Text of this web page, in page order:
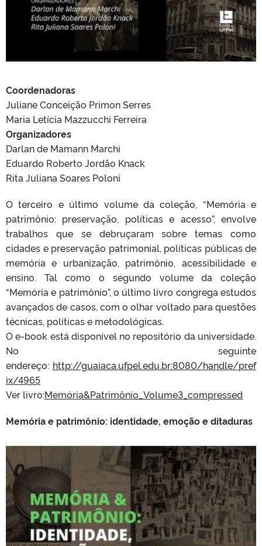
Coordenadoras
Juliane Conceição Primon Serres
Maria Letícia Mazzucchi Ferreira
Organizadores
Darlan de Mamann Marchi
Eduardo Roberto Jordão Knack
Rita Juliana Soares Poloni
O terceiro e último volume da coleção, “Memória e
patrimônio: preservação, políticas e acesso”, envolve
trabalhos que se debruçaram sobre temas como
cidades e preservação patrimonial, políticas públicas de
memória e urbanização, patrimônio, acessibilidade e
ensino. Tal como o segundo volume da coleção
“Memória e patrimônio”, o último livro congrega estudos
avançados de casos, com o olhar voltado para questões
técnicas, políticas e metodológicas.
O e-book está disponível no repositório da universidade.
No seguinte
endereço: http://guaiaca.ufpel.edu.br:8080/handle/pref
ix/4965
Ver livro:Memória&Patrimônio_Volume3_compressed
Memória e patrimônio: identidade, emoção e ditaduras